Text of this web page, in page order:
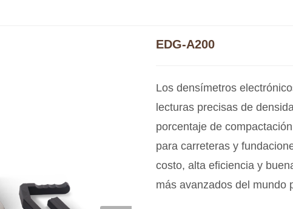
EDG-A200
Los densímetros
lecturas precisas de
porcentaje de
para carreteras y
costo, alta eficiencia y
más avanzados del mundo